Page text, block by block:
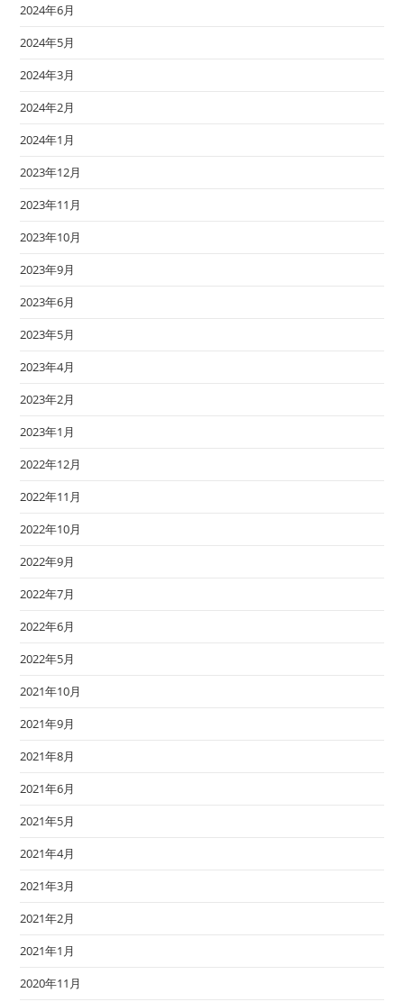
2024年6月
2024年5月
2024年3月
2024年2月
2024年1月
2023年12月
2023年11月
2023年10月
2023年9月
2023年6月
2023年5月
2023年4月
2023年2月
2023年1月
2022年12月
2022年11月
2022年10月
2022年9月
2022年7月
2022年6月
2022年5月
2021年10月
2021年9月
2021年8月
2021年6月
2021年5月
2021年4月
2021年3月
2021年2月
2021年1月
2020年11月